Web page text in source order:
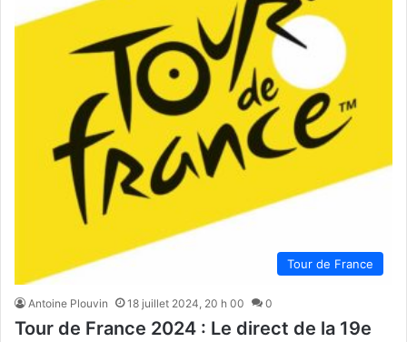
Tour de France
Antoine Plouvin 18 juillet 2024, 20 h 00 0
Tour de France 2024 : Le direct de la 19e